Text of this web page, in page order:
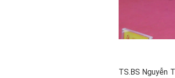
TS.BS Nguyễn